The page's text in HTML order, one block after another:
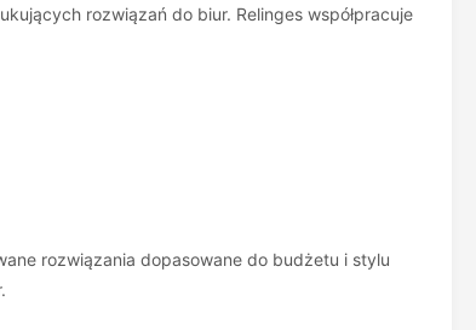
rozwiązań do biur. Relinges współpracuje
rozwiązania dopasowane do budżetu i stylu